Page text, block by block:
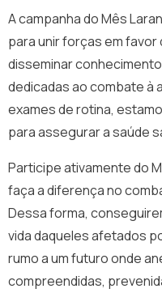
A campanha do Mês
para unir forças em favor
disseminar
dedicadas ao combate à
exames de rotina,
para assegurar a saúde
Participe ativamente do
faça a diferença no
Dessa forma,
vida daqueles afetados
rumo a um futuro onde
compreendidas,